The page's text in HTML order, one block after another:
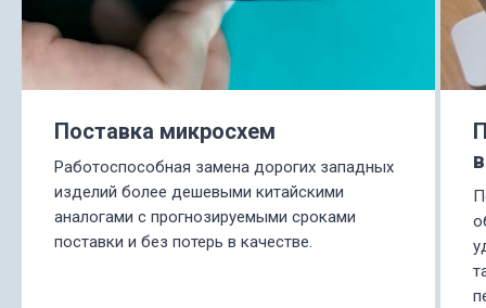
Поставка микросхем
Работоспособная замена дорогих западных
изделий более дешевыми китайскими
аналогами с прогнозируемыми сроками
поставки и без потерь в качестве.